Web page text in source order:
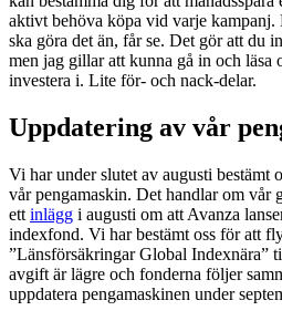
aktivt behöva köpa vid varje kampanj.
ska göra det än, får se. Det gör att du
men jag gillar att kunna gå in och läsa
investera i. Lite för- och nack-delar.
Uppdatering av vår
Vi har under slutet av augusti bestämt
vår pengamaskin. Det handlar om vår
ett inlägg i augusti om att Avanza
indexfond. Vi har bestämt oss för att
”Länsförsäkringar Global Indexnära”
avgift är lägre och fonderna följer
uppdatera pengamaskinen under